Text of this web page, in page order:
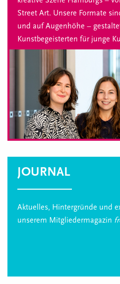
Street Art. Unsere Formate
und auf Augenhöhe –
Kunstbegeisterten für junge
JOURNAL
Aktuelles, Hintergründe und
unserem Mitgliedermagazin